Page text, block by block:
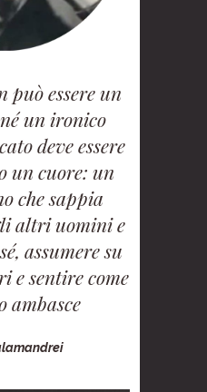
può essere un
un ironico
deve essere
un cuore: un
che sappia
altri uomini e
assumere su
e sentire come
ambasce